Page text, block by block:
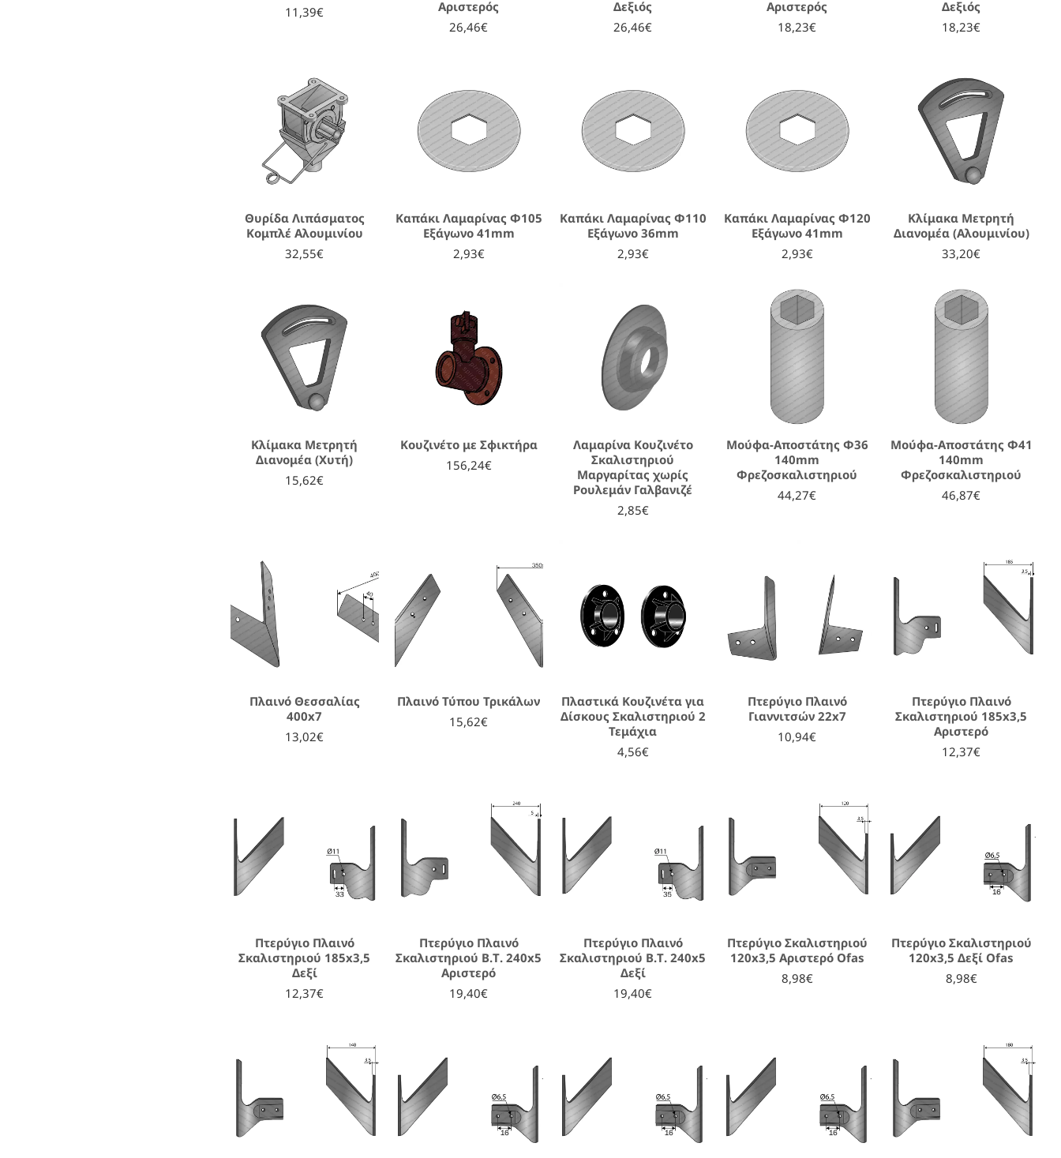
11,39€
Αριστερός
26,46€
Δεξιός
26,46€
Αριστερός
18,23€
Δεξιός
18,23€
Θυρίδα Λιπάσματος
Κομπλέ Αλουμινίου
32,55€
Καπάκι Λαμαρίνας Φ105
Εξάγωνο 41mm
2,93€
Καπάκι Λαμαρίνας Φ110
Εξάγωνο 36mm
2,93€
Καπάκι Λαμαρίνας Φ120
Εξάγωνο 41mm
2,93€
Κλίμακα Μετρητή
Διανομέα (Αλουμινίου)
33,20€
Κλίμακα Μετρητή
Διανομέα (Χυτή)
15,62€
Κουζινέτο με Σφικτήρα
156,24€
Λαμαρίνα Κουζινέτο
Σκαλιστηριού
Μαργαρίτας χωρίς
Ρουλεμάν Γαλβανιζέ
2,85€
Μούφα-Αποστάτης Φ36
140mm
Φρεζοσκαλιστηριού
44,27€
Μούφα-Αποστάτης Φ41
140mm
Φρεζοσκαλιστηριού
46,87€
Πλαινό Θεσσαλίας
400x7
13,02€
Πλαινό Τύπου Τρικάλων
15,62€
Πλαστικά Κουζινέτα για
Δίσκους Σκαλιστηριού 2
Τεμάχια
4,56€
Πτερύγιο Πλαινό
Γιαννιτσών 22x7
10,94€
Πτερύγιο Πλαινό
Σκαλιστηριού 185x3,5
Αριστερό
12,37€
Πτερύγιο Πλαινό
Σκαλιστηριού 185x3,5
Δεξί
12,37€
Πτερύγιο Πλαινό
Σκαλιστηριού Β.Τ. 240x5
Αριστερό
19,40€
Πτερύγιο Πλαινό
Σκαλιστηριού Β.Τ. 240x5
Δεξί
19,40€
Πτερύγιο Σκαλιστηριού
120x3,5 Αριστερό Ofas
8,98€
Πτερύγιο Σκαλιστηριού
120x3,5 Δεξί Ofas
8,98€